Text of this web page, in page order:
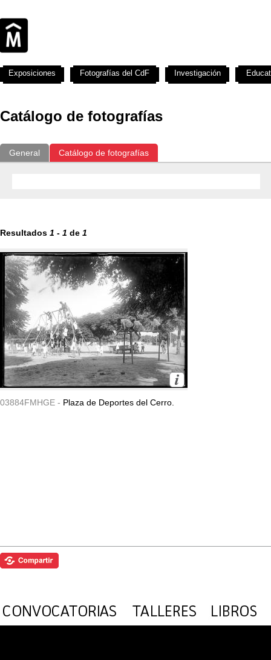
Catálogo de fotografías
General Catálogo de fotografías
Resultados 1 - 1 de 1
03884FMHGE - Plaza de Deportes del Cerro.
Exposiciones Fotografías del CdF Investigación